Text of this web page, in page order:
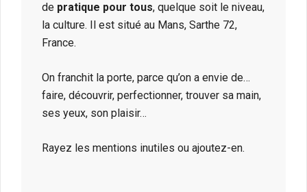
de pratique pour tous, quelque soit le niveau,
la culture. Il est situé au Mans, Sarthe 72,
France.
On franchit la porte, parce qu’on a envie de…
faire, découvrir, perfectionner, trouver sa main,
ses yeux, son plaisir…
Rayez les mentions inutiles ou ajoutez-en.